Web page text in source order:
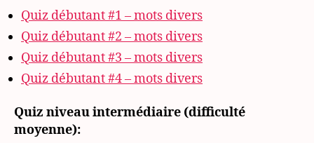
Quiz débutant #1 – mots divers
Quiz débutant #2 – mots divers
Quiz débutant #3 – mots divers
Quiz débutant #4 – mots divers
Quiz niveau intermédiaire (difficulté
moyenne):